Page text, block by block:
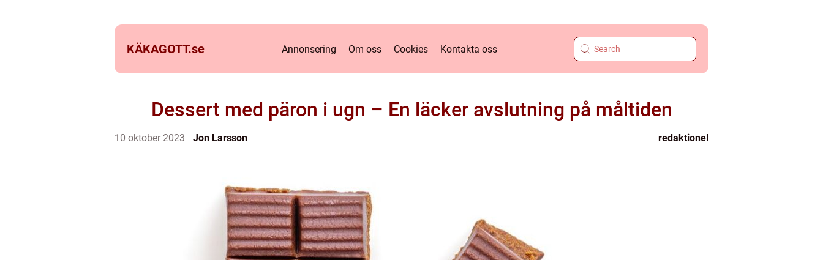
KÄKAGOTT.se Annonsering Om oss Cookies Kontakta oss
Dessert med päron i ugn – En läcker avslutning på måltiden
10 oktober 2023 Jon Larsson redaktionel